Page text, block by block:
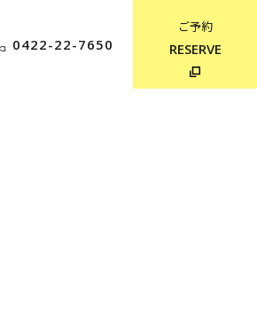
0422-22-7650
ご予約
RESERVE